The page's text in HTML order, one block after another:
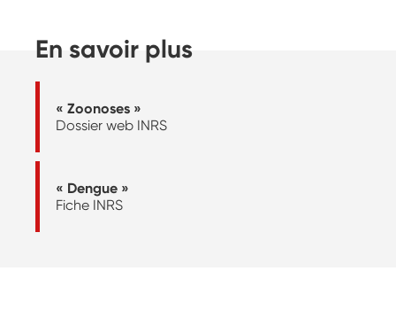
En savoir plus
« Zoonoses »
Dossier web INRS
« Dengue »
Fiche INRS